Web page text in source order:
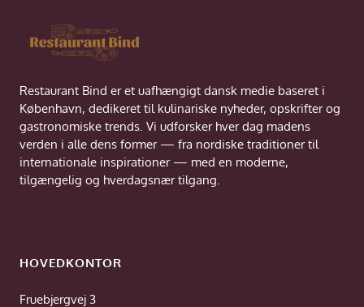
Restaurant Bind er et uafhængigt dansk medie baseret i
København, dedikeret til kulinariske nyheder, opskrifter og
gastronomiske trends. Vi udforsker hver dag madens
verden i alle dens former — fra nordiske traditioner til
internationale inspirationer — med en moderne,
tilgængelig og hverdagsnær tilgang.
HOVEDKONTOR
Fruebjergvej 3